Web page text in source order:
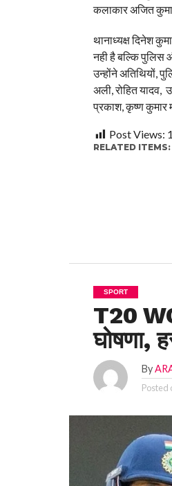
कलाकार अजित
थानाध्यक्ष दिनेश
नही है बल्कि पुलिस
उन्होंने अतिथियों,
अली, रोहित यादव,
प्रकाश, कृष्ण कुमार
Post Views:
RELATED ITEMS:
SPORT
T20
घोषणा,
By
Posted